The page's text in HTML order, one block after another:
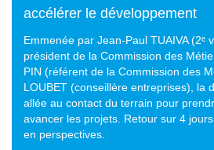
accélérer le développement
Emmenée par Jean-Paul TUAIVA (2ᵉ
président de la Commission des
PIN (référent de la Commission des
LOUBET (conseillère entreprises), la
allée au contact du terrain pour
avancer les projets. Retour sur 4
en perspectives.